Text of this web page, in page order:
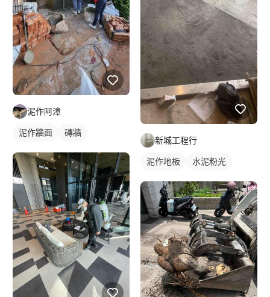
泥作阿漳
泥作牆面 磚牆
新城工程行
泥作地板 水泥粉光